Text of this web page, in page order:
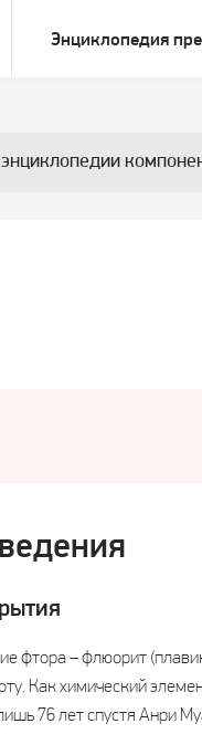
Энциклопедия
фтора – флюорит
Как химический
76 лет спустя Анри